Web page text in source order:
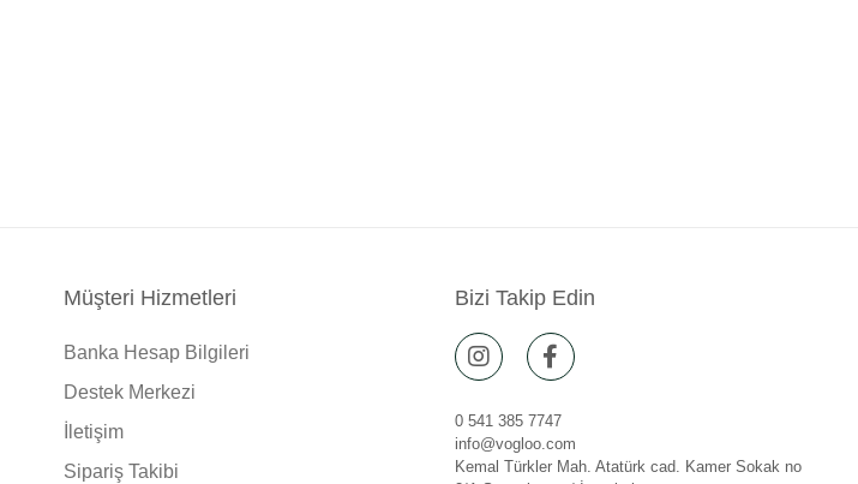
Müşteri Hizmetleri
Banka Hesap Bilgileri
Destek Merkezi
İletişim
Sipariş Takibi
Bizi Takip Edin
0 541 385 7747
info@vogloo.com
Kemal Türkler Mah. Atatürk cad. Kamer Sokak no